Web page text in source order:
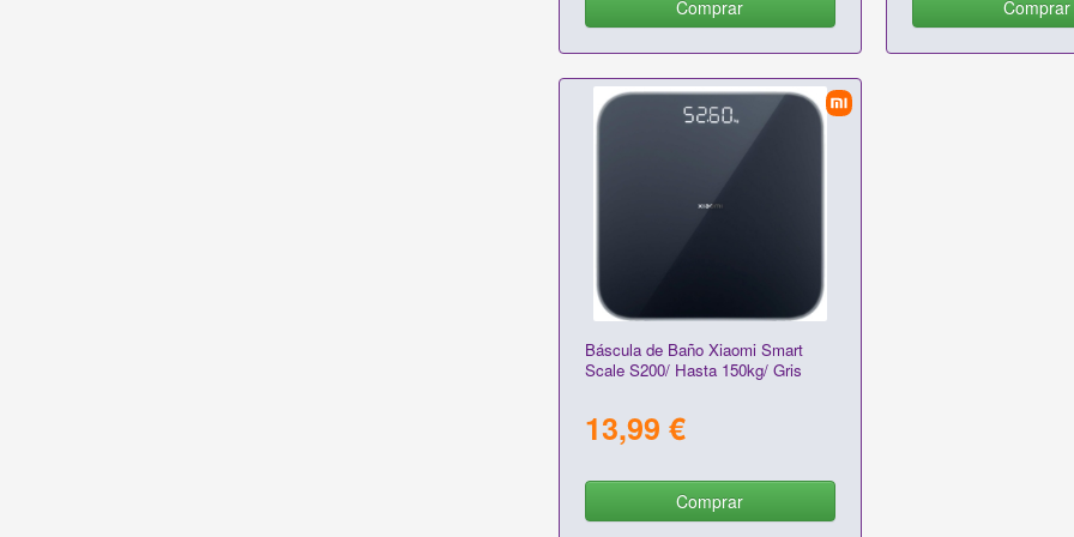
Comprar Comprar
Báscula de Baño Xiaomi Smart
Scale S200/ Hasta 150kg/ Gris
13,99 €
Comprar